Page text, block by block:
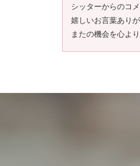
シッターからの
嬉しいお言葉あり
またの機会を心よ